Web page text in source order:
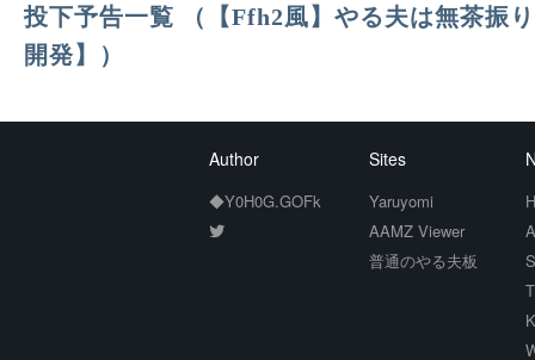
投下予告一覧 （【Ffh2風】やる夫は無茶振
開発】）
Author
◆Y0H0G.GOFk
Sites
Yaruyomi
AAMZ Viewer
普通のやる夫板